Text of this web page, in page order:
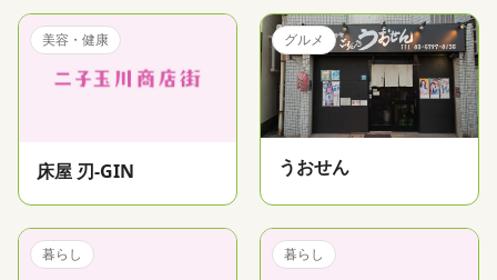
美容・健康
床屋 刃-GIN
グルメ
うおせん
暮らし 暮らし